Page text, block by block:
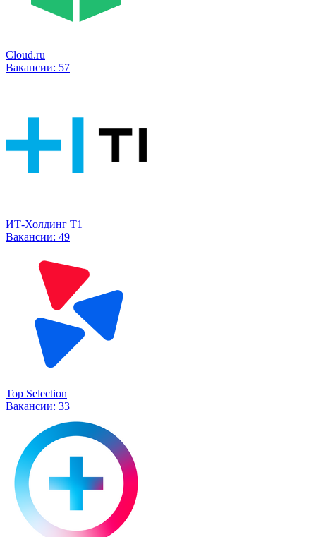
Cloud.ru
Вакансии: 57
ИТ-Холдинг Т1
Вакансии: 49
Top Selection
Вакансии: 33